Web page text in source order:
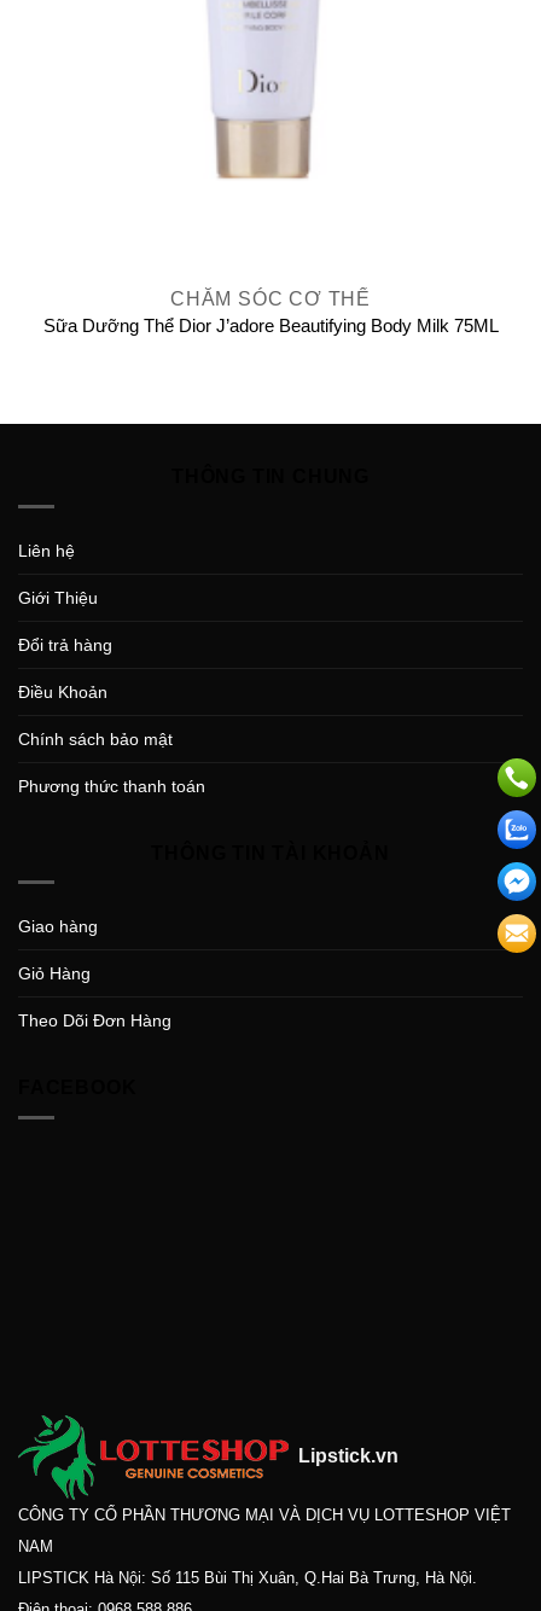
CHĂM SÓC CƠ THỂ
Sữa Dưỡng Thể Dior J’adore Beautifying Body Milk 75ML
Liên hệ
Giới Thiệu
Đổi trả hàng
Điều Khoản
Chính sách bảo mật
Phương thức thanh toán
Giao hàng
Giỏ Hàng
Theo Dõi Đơn Hàng
Lipstick.vn
CÔNG TY CỔ PHẦN THƯƠNG MẠI VÀ DỊCH VỤ LOTTESHOP VIỆT
NAM
LIPSTICK Hà Nội: Số 115 Bùi Thị Xuân, Q.Hai Bà Trưng, Hà Nội.